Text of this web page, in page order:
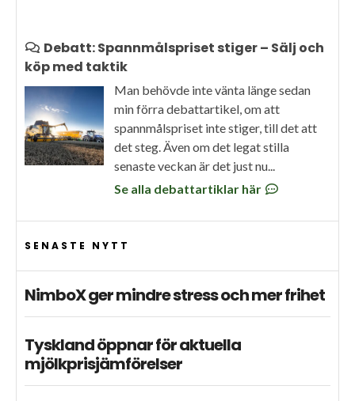
Debatt: Spannmålspriset stiger – Sälj och
köp med taktik
Man behövde inte vänta länge sedan
min förra debattartikel, om att
spannmålspriset inte stiger, till det att
det steg. Även om det legat stilla
senaste veckan är det just nu...
Se alla debattartiklar här
SENASTE NYTT
NimboX ger mindre stress och mer frihet
Tyskland öppnar för aktuella
mjölkprisjämförelser